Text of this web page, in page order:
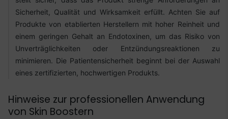
Sicherheit, Qualität und Wirksamkeit erfüllt. Achten Sie auf
Produkte von etablierten Herstellern mit hoher Reinheit und
einem geringen Gehalt an Endotoxinen, um das Risiko von
Unverträglichkeiten oder Entzündungsreaktionen zu
minimieren. Die Patientensicherheit beginnt bei der Auswahl
eines zertifizierten, hochwertigen Produkts.
Hinweise zur professionellen Anwendung
von Skin Boostern